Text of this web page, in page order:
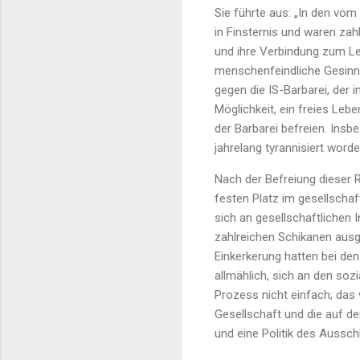
Sie führte aus: „In den
in Finsternis und waren
und ihre Verbindung zum
menschenfeindliche
gegen die IS-Barbarei, der
Möglichkeit, ein freies
der Barbarei befreien.
jahrelang tyrannisiert
Nach der Befreiung dieser
festen Platz im
sich an gesellschaftlichen
zahlreichen Schikanen
Einkerkerung hatten bei
allmählich, sich an den
Prozess nicht einfach; das
Gesellschaft und die auf
und eine Politik des